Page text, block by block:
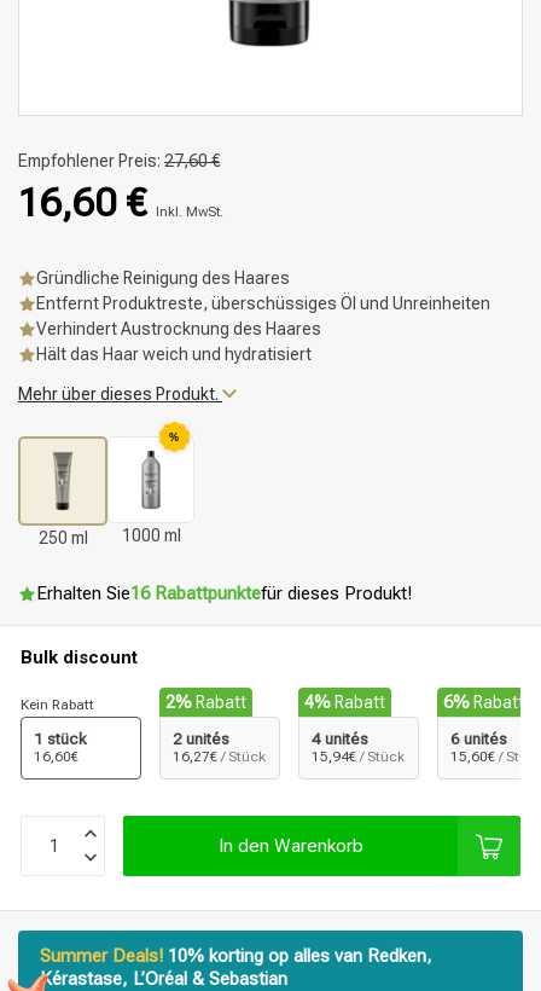
Stylingprodukte Haarfärbung
Empfohlener Preis: 27,60 €
16,60 € Inkl. MwSt.
Gründliche Reinigung des Haares
Entfernt Produktreste, überschüssiges Öl und Unreinheiten
Verhindert Austrocknung des Haares
Hält das Haar weich und hydratisiert
Mehr über dieses Produkt.
250 ml
%
1000 ml
Erhalten Sie16 Rabattpunktefür dieses Produkt!
Bulk discount
Kein Rabatt
1 stück
16,60€
2% Rabatt
2 unités
16,27€ / Stück
4% Rabatt
4 unités
15,94€ / Stück
6% Rabatt
6 unités
15,60€ /
In den Warenkorb
Summer Deals! 10% korting op alles van Redken,
Kérastase, L’Oréal & Sebastian